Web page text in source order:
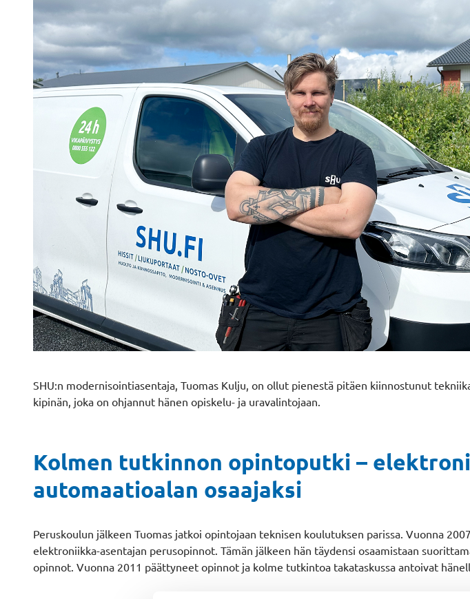
SHU:n modernisointiasentaja, Tuomas Kulju, on ollut pienestä pitäen kiinnostunut
kipinän, joka on ohjannut hänen opiskelu- ja uravalintojaan.
Kolmen tutkinnon opintoputki –
automaatioalan osaajaksi
Peruskoulun jälkeen Tuomas jatkoi opintojaan teknisen koulutuksen parissa. Vuonna
elektroniikka-asentajan perusopinnot. Tämän jälkeen hän täydensi osaamistaan
opinnot. Vuonna 2011 päättyneet opinnot ja kolme tutkintoa takataskussa antoivat